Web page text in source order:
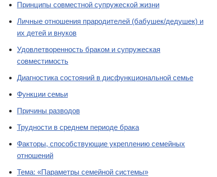
Принципы совместной супружеской жизни
Личные отношения прародителей (бабушек/дедушек) и
их детей и внуков
Удовлетворенность браком и супружеская
совместимость
Диагностика состояний в дисфункциональной семье
Функции семьи
Причины разводов
Трудности в среднем периоде брака
Факторы, способствующие укреплению семейных
отношений
Тема: «Параметры семейной системы»